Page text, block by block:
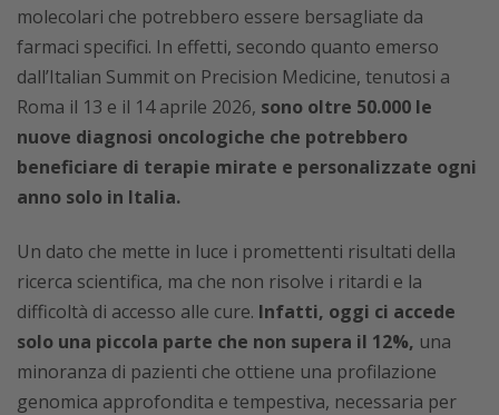
molecolari che potrebbero essere bersagliate da
farmaci specifici. In effetti, secondo quanto emerso
dall’Italian Summit on Precision Medicine, tenutosi a
Roma il 13 e il 14 aprile 2026, sono oltre 50.000 le
nuove diagnosi oncologiche che potrebbero
beneficiare di terapie mirate e personalizzate ogni
anno solo in Italia.
Un dato che mette in luce i promettenti risultati della
ricerca scientifica, ma che non risolve i ritardi e la
difficoltà di accesso alle cure. Infatti, oggi ci accede
solo una piccola parte che non supera il 12%, una
minoranza di pazienti che ottiene una profilazione
genomica approfondita e tempestiva, necessaria per